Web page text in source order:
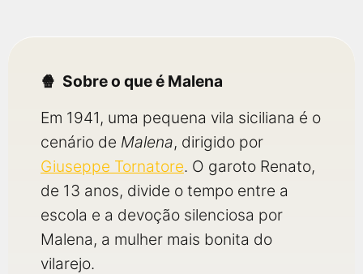
Sobre o que é Malena
Em 1941, uma pequena vila siciliana é o
cenário de Malena, dirigido por
Giuseppe Tornatore. O garoto Renato,
de 13 anos, divide o tempo entre a
escola e a devoção silenciosa por
Malena, a mulher mais bonita do
vilarejo.